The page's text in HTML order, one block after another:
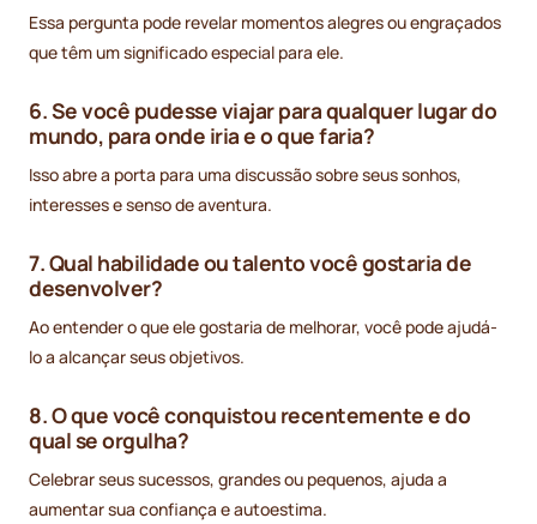
Essa pergunta pode revelar momentos alegres ou engraçados
que têm um significado especial para ele.
6. Se você pudesse viajar para qualquer lugar do
mundo, para onde iria e o que faria?
Isso abre a porta para uma discussão sobre seus sonhos,
interesses e senso de aventura.
7. Qual habilidade ou talento você gostaria de
desenvolver?
Ao entender o que ele gostaria de melhorar, você pode ajudá-
lo a alcançar seus objetivos.
8. O que você conquistou recentemente e do
qual se orgulha?
Celebrar seus sucessos, grandes ou pequenos, ajuda a
aumentar sua confiança e autoestima.